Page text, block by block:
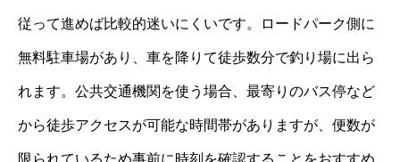
従って進めば比較的迷いにくいです。ロードパーク側に
無料駐車場があり、車を降りて徒歩数分で釣り場に出ら
れます。公共交通機関を使う場合、最寄りのバス停など
から徒歩アクセスが可能な時間帯がありますが、便数が